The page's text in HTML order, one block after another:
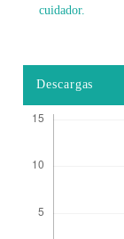
cuidador.
Descargas